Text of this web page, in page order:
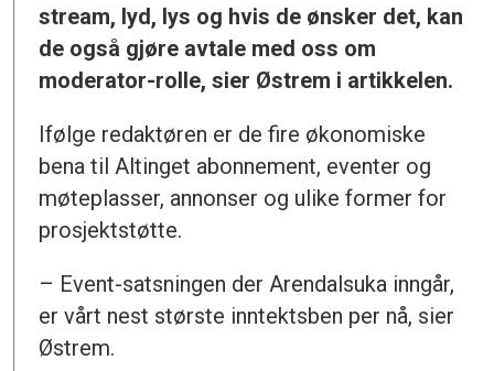
stream, lyd, lys og hvis de ønsker det, kan
de også gjøre avtale med oss om
moderator-rolle, sier Østrem i artikkelen.
Ifølge redaktøren er de fire økonomiske
bena til Altinget abonnement, eventer og
møteplasser, annonser og ulike former for
prosjektstøtte.
– Event-satsningen der Arendalsuka inngår,
er vårt nest største inntektsben per nå, sier
Østrem.